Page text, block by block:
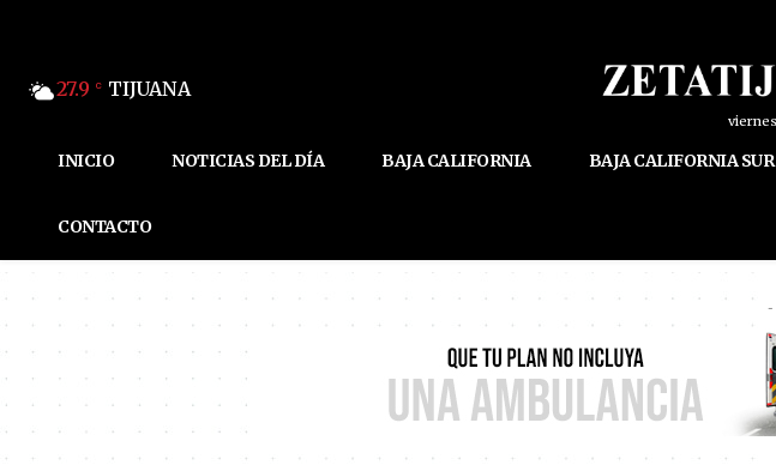
27.9 C TIJUANA
INICIO NOTICIAS DEL DÍA BAJA CALIFORNIA BAJA CALIFORNIA SUR
CONTACTO
-